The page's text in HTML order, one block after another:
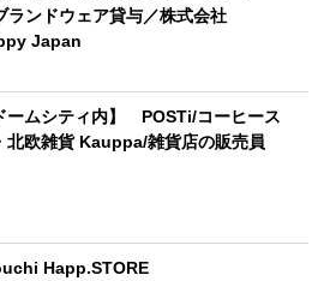
ランドウェア貸与／株式会社
Japan
ームシティ内】 POSTi/コーヒース
北欧雑貨 Kauppa/雑貨店の販売員
Happ.STORE